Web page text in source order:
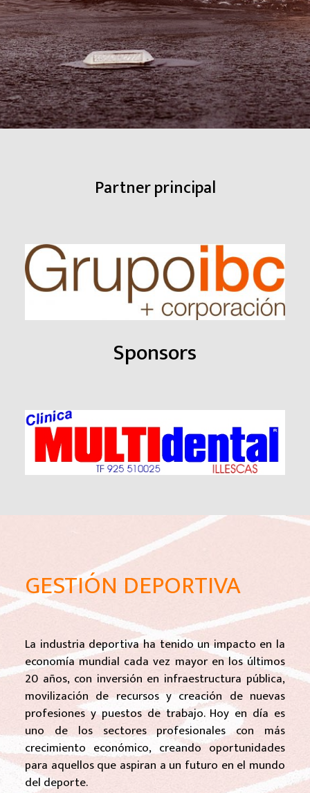
Partner principal
Sponsors
GESTIÓN DEPORTIVA
La industria deportiva ha tenido un impacto en la
economía mundial cada vez mayor en los últimos
20 años, con inversión en infraestructura pública,
movilización de recursos y creación de nuevas
profesiones y puestos de trabajo. Hoy en día es
uno de los sectores profesionales con más
crecimiento económico, creando oportunidades
para aquellos que aspiran a un futuro en el mundo
del deporte.